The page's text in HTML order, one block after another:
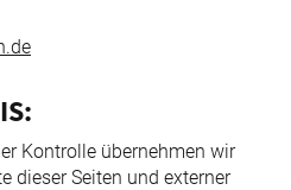
Kontrolle übernehmen wir
dieser Seiten und externer